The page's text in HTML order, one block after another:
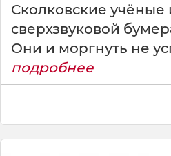
Сколковские учёные
сверхзвуковой
Они и моргнуть не
подробнее